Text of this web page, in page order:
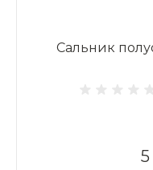
Сальник